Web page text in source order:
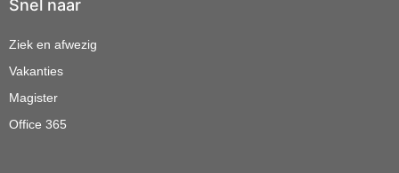
Snel naar
Ziek en afwezig
Vakanties
Magister
Office 365